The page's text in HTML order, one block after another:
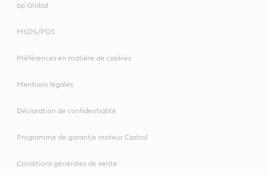
bp Global
MSDS/PDS
Préférences en matière de cookies
Mentions légales
Déclaration de confidentialité
Programme de garantie moteur Castrol
Conditions générales de vente